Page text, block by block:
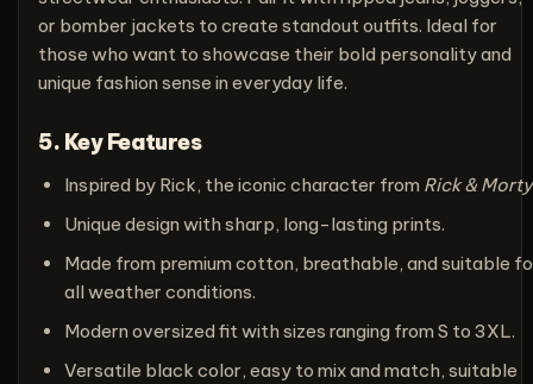
or bomber jackets to create standout outfits. Ideal for
those who want to showcase their bold personality and
unique fashion sense in everyday life.
5. Key Features
Inspired by Rick, the iconic character from Rick & Morty
Unique design with sharp, long-lasting prints.
Made from premium cotton, breathable, and suitable
all weather conditions.
Modern oversized fit with sizes ranging from S to 3XL.
Versatile black color, easy to mix and match, suitable